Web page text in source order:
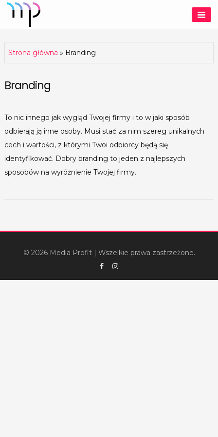
Skip
Strona główna » Branding
Branding
To nic innego jak wygląd Twojej firmy i to w jaki sposób
odbierają ją inne osoby. Musi stać za nim szereg unikalnych
cech i wartości, z którymi Twoi odbiorcy będą się
identyfikować. Dobry branding to jeden z najlepszych
sposobów na wyróżnienie Twojej firmy.
© 2026 Media Profit | Wszelkie prawa zastrzeżone.
FacebookInstagram